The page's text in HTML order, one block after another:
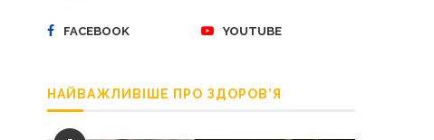
FACEBOOK YOUTUBE
НАЙВАЖЛИВІШЕ ПРО ЗДОРОВ’Я